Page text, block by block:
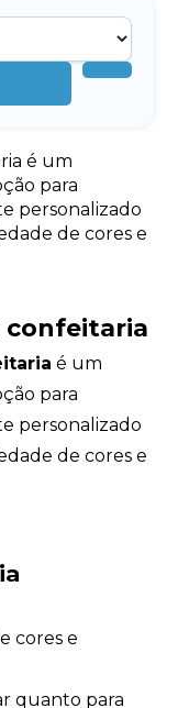
é um
para
personalizado
de cores e
confeitaria
é um
para
personalizado
de cores e
cores e
quanto para